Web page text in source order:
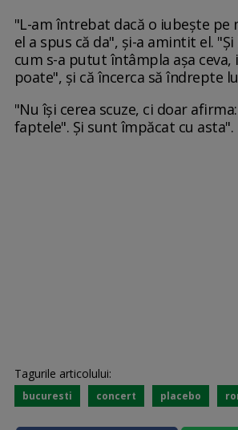
"L-am întrebat dacă o iubește pe
el a spus că da", și-a amintit el.
cum s-a putut întâmpla așa ceva,
poate", și că încerca să îndrepte
"Nu își cerea scuze, ci doar
faptele". Și sunt împăcat cu asta".
Tagurile articolului:
bucuresti concert placebo